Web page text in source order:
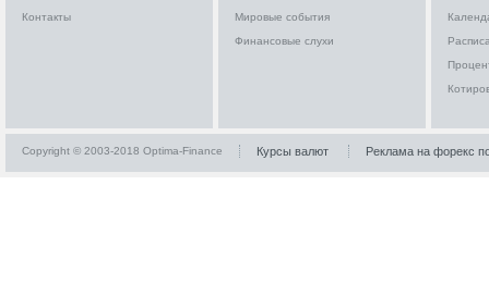
Контакты
Мировые события
Финансовые слухи
Copyright © 2003-2018 Optima-Finance Курсы валют Реклама на форекс